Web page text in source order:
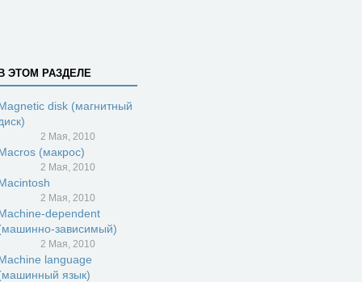
ЭТОМ РАЗДЕЛЕ
disk (магнитный
2 Мая, 2010
(макрос)
2 Мая, 2010
2 Мая, 2010
dependent
зависимый)
2 Мая, 2010
language
язык)